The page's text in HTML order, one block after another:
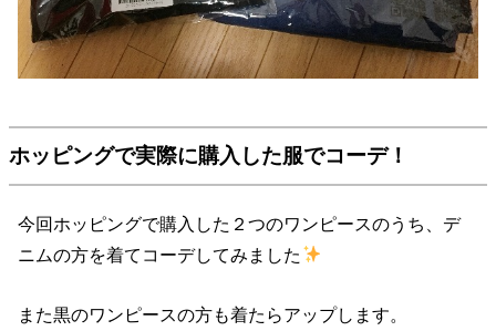
ホッピングで実際に購入した服でコーデ！
今回ホッピングで購入した２つのワンピースのうち、デ
ニムの方を着てコーデしてみました
また黒のワンピースの方も着たらアップします。